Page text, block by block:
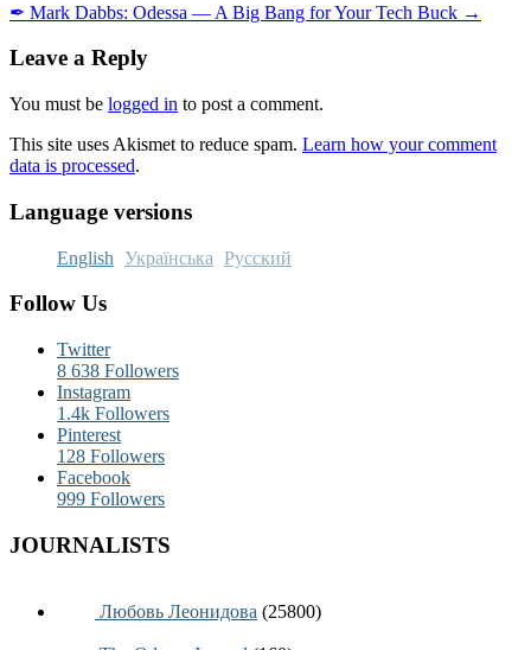
✒ Mark Dabbs: Odessa — A Big Bang for Your Tech Buck →
Leave a Reply
You must be logged in to post a comment.
This site uses Akismet to reduce spam. Learn how your comment
data is processed.
Language versions
English Українська Русский
Follow Us
Twitter
8 638 Followers
Instagram
1.4k Followers
Pinterest
128 Followers
Facebook
999 Followers
JOURNALISTS
Любовь Леонидова (25800)